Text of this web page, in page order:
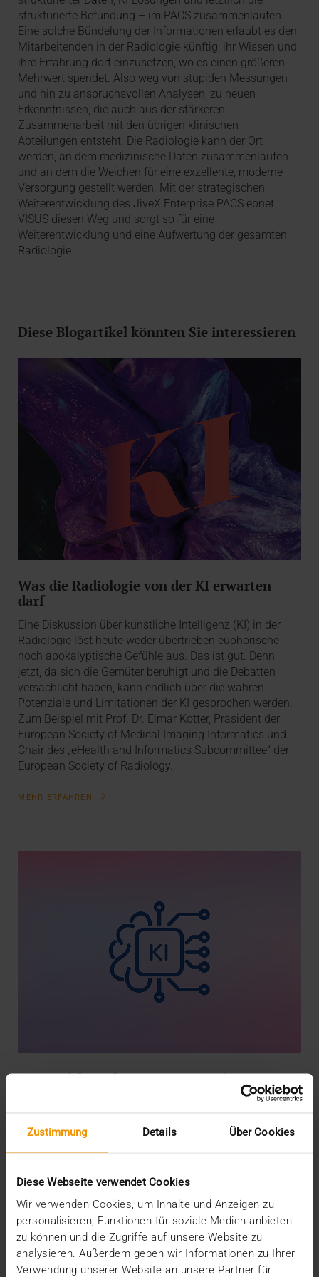
Zustimmung Details Über Cookies
Diese Webseite verwendet Cookies
Wir verwenden Cookies, um Inhalte und Anzeigen zu
personalisieren, Funktionen für soziale Medien anbieten
zu können und die Zugriffe auf unsere Website zu
analysieren. Außerdem geben wir Informationen zu Ihrer
Verwendung unserer Website an unsere Partner für
strukturierte Befundung – im PACS zusammenlaufen.
Eine solche Bündelung der Informationen erlaubt es den
Mitarbeitenden in der Radiologie künftig, ihr Wissen und
ihre Erfahrung dort einzusetzen, wo es einen größeren
Mehrwert spendet. Also weg von stupiden Messungen
und hin zu anspruchsvollen Analysen, zu neuen
Erkenntnissen, die auch aus der stärkeren
Zusammenarbeit mit den übrigen klinischen
Abteilungen entsteht. Die Radiologie kann der Ort
werden, an dem medizinische Daten zusammenlaufen
und an dem die Weichen für eine exzellente, moderne
Versorgung gestellt werden. Mit der strategischen
Weiterentwicklung des JiveX Enterprise PACS ebnet
VISUS diesen Weg und sorgt so für eine
Weiterentwicklung und eine Aufwertung der gesamten
Radiologie.
Diese Blogartikel könnten Sie interessieren
Was die Radiologie von der KI erwarten
darf
Eine Diskussion über künstliche Intelligenz (KI) in der
Radiologie löst heute weder übertrieben euphorische
noch apokalyptische Gefühle aus. Das ist gut. Denn
jetzt, da sich die Gemüter beruhigt und die Debatten
versachlicht haben, kann endlich über die wahren
Potenziale und Limitationen der KI gesprochen werden.
Zum Beispiel mit Prof. Dr. Elmar Kotter, Präsident der
European Society of Medical Imaging Informatics und
Chair des „eHealth and Informatics Subcommittee“ der
European Society of Radiology.
MEHR ERFAHREN
IHE Taskforce für KI Einsatz in der
Januar ihre Arbeit auf und setzt sich für eine
Optimierung und stärkere Nutzung von IHE Profilen beim
Intelligenz) ein. So langsam gehören KI Anwendungen
zum Standard in der radiologischen Befundung. Zeit
also, auch mit Standards zu arbeiten. Zwar gibt es mit
IHE AIW-I und IHE AIR bereits zwei IHE Profile speziell für
die Einbindung Künstlicher Intelligenz (KI) und der
Kommunikation mit DICOM Daten.